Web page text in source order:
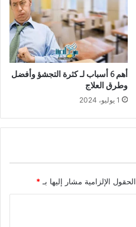
أهم 6 أسباب لـ كثرة التجشؤ وأفضل
وطرق العلاج
1 يوليو، 2024
الحقول الإلزامية مشار إليها بـ*